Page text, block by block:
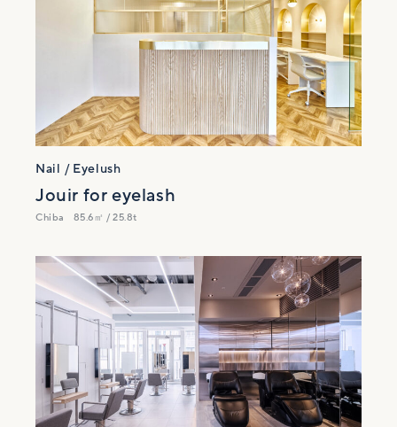
Nail / Eyelush
Jouir for eyelash
Chiba 85.6㎡ / 25.8t